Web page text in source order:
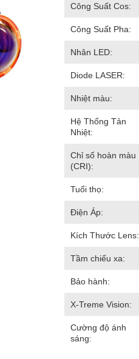
Công Suất Cos:
Công Suất Pha:
Nhân LED:
Diode LASER:
Nhiệt màu:
Hệ Thống Tản
Nhiệt:
Chỉ số hoàn màu
(CRI):
Tuổi thọ:
Điện Áp:
Kích Thước Lens:
Tầm chiếu xa:
Bảo hành:
X-Treme Vision:
Cường độ ánh
sáng: